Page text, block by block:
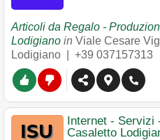
Articoli da Regalo -
Lodigiano in Viale Cesare
Lodigiano
+39 037157313
Internet - Servizi
Casaletto